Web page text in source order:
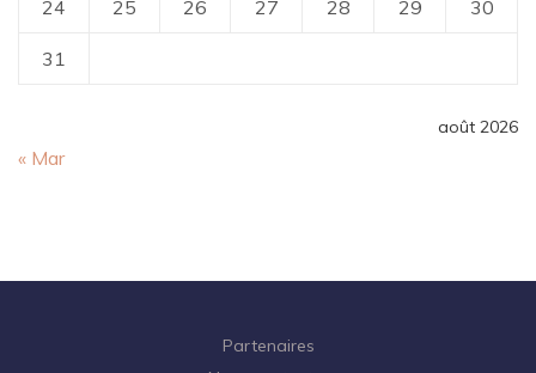
août 2026
24 25 26 27 28 29 30
31
« Mar
Partenaires